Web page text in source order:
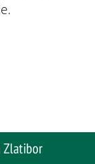
Zlatibor